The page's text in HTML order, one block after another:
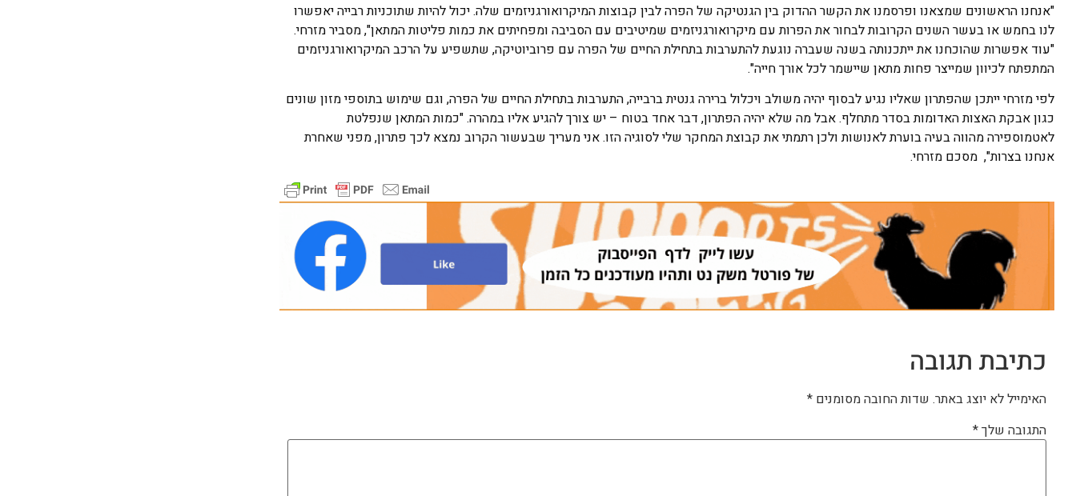
"אנחנו הראשונים שמצאנו ופרסמנו את הקשר ההדוק בין הגנטיקה של הפרה לבין קבוצות המיקרואורגניזמים שלה. יכול להיות שתוכניות רבייה יאפשרו
לנו בחמש או בעשר השנים הקרובות לבחור את הפרות עם מיקרואורגניזמים שמיטיבים עם הסביבה ומפחיתים את כמות פליטות המתאן", מסביר מזרחי.
"עוד אפשרות שהוכחנו את ייתכנותה בשנה שעברה נוגעת להתערבות בתחילת החיים של הפרה עם פרוביוטיקה, שתשפיע על הרכב המיקרואורגניזמים
המתפתח לכיוון שמייצר פחות מתאן שיישמר לכל אורך חייה".
לפי מזרחי ייתכן שהפתרון שאליו נגיע לבסוף יהיה משולב ויכלול ברירה גנטית ברבייה, התערבות בתחילת החיים של הפרה, וגם שימוש בתוספי מזון שונים
כגון אבקת האצות האדומות בסדר מתחלף. אבל מה שלא יהיה הפתרון, דבר אחד בטוח – יש צורך להגיע אליו במהרה. "כמות המתאן שנפלטת
לאטמוספירה מהווה בעיה בוערת לאנושות ולכן רתמתי את קבוצת המחקר שלי לסוגיה הזו. אני מעריך שבעשור הקרוב נמצא לכך פתרון, מפני שאחרת
אנחנו בצרות", מסכם מזרחי.
כתיבת תגובה
האימייל לא יוצג באתר. שדות החובה מסומנים *
התגובה שלך*